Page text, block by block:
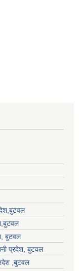
बुटवल
प्रदेश, बुटवल
,बुटवल